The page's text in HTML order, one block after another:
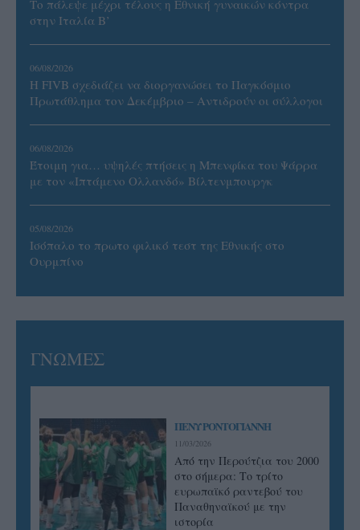
Το πάλεψε μέχρι τέλους η Εθνική γυναικών κόντρα
στην Ιταλία Β’
06/08/2026
Η FIVB σχεδιάζει να διοργανώσει το Παγκόσμιο
Πρωτάθλημα τον Δεκέμβριο – Αντιδρούν οι σύλλογοι
06/08/2026
Έτοιμη για… υψηλές πτήσεις η Μπενφίκα του Ψάρρα
με τον «Ιπτάμενο Ολλανδό» Βίλτενμπουργκ
05/08/2026
Ισόπαλο το πρωτο φιλικό τεστ της Εθνικής στο
Ουρμπίνο
ΓΝΩΜΕΣ
ΠΕΝΥ ΡΟΝΤΟΓΙΑΝΝΗ
11/03/2026
Από την Περούτζια του 2000
στο σήμερα: Tο τρίτο
ευρωπαϊκό ραντεβού του
Παναθηναϊκού με την
ιστορία